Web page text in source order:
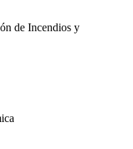
de Incendios y